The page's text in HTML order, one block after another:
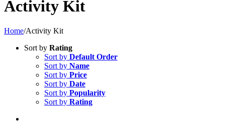
Activity Kit
Home/Activity Kit
Sort by Rating
Sort by Default Order
Sort by Name
Sort by Price
Sort by Date
Sort by Popularity
Sort by Rating